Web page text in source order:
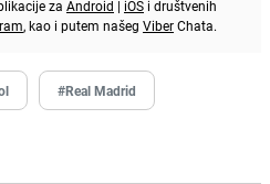
za Android | iOS i društvenih
, kao i putem našeg ViberChata.
#Real Madrid